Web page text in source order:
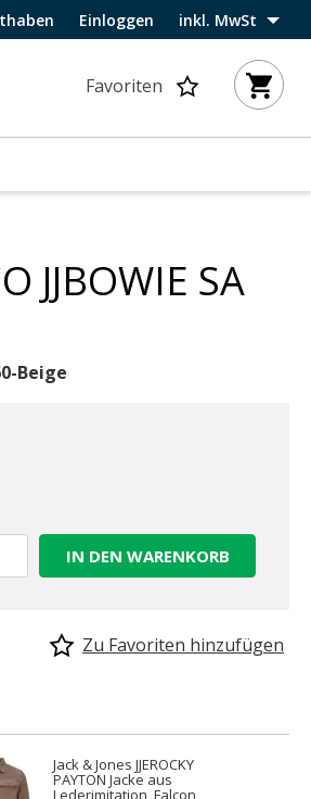
Einloggen inkl. MwSt
Favoriten
JJBOWIE SA
Beige
IN DEN WARENKORB
Zu Favoriten hinzufügen
Jack & Jones JJEROCKY
PAYTON Jacke aus
Lederimitation, Falcon